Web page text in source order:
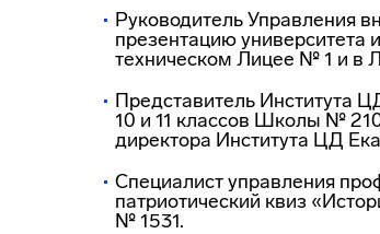
Руководитель Управления
презентацию
техническом Лицее № 1 и в
Представитель Института
10 и 11 классов Школы №
директора Института ЦД
Специалист управления
патриотический квиз
№ 1531.